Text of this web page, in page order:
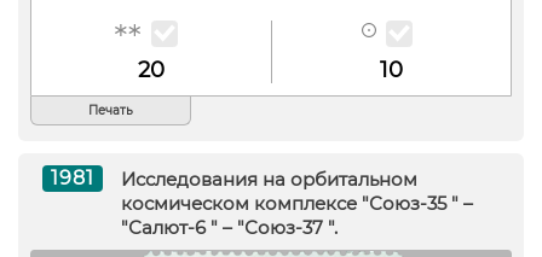
20 10
Печать
1981
Исследования на орбитальном
космическом комплексе "Союз-35 " –
"Салют-6 " – "Союз-37 ".